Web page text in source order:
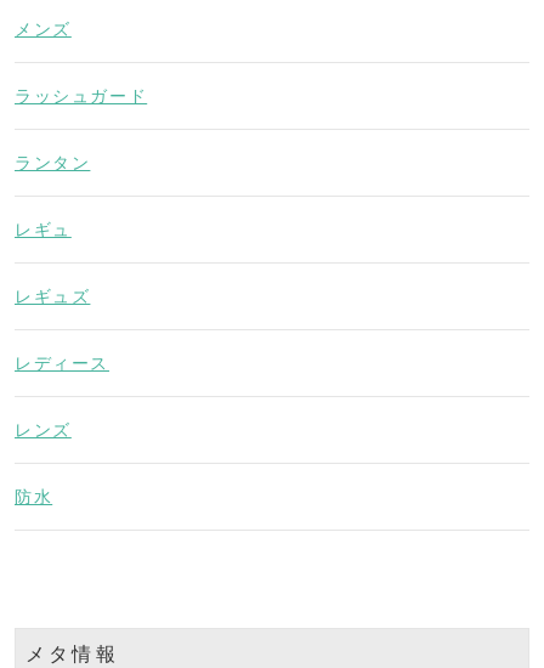
メンズ
ラッシュガード
ランタン
レギュ
レギュズ
レディース
レンズ
防水
メタ情報